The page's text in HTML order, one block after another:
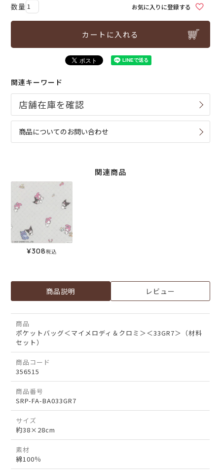
お気に入りに登録する
カートに入れる
関連キーワード
商品についてのお問い合わせ
関連商品
¥308税込
商品説明 レビュー
商品
ポケットバッグ＜マイメロディ＆クロミ＞＜33GR7＞（材料
セット）
商品コード
356515
商品番号
SRP-FA-BA033GR7
サイズ
約38×28cm
素材
綿100％